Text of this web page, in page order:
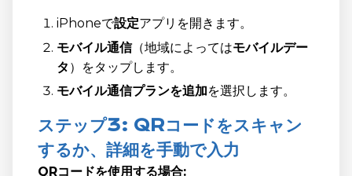
iPhoneで設定アプリを開きます。
モバイル通信（地域によってはモバイルデー
タ ）をタップします。
モバイル通信プランを追加を選択します。
ステップ3: QRコードをスキャン
するか、詳細を手動で入力
QRコードを使用する場合: